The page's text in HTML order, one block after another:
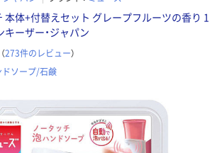
本体+付替えセット グレープフルーツの香り 1
ーザー・ジャパン
（273件のレビュー）
ドソープ/石鹸